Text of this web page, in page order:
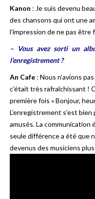
Kanon : Je suis devenu
des chansons qui ont une
l’impression de ne pas être
– Vous avez sorti un
l’enregistrement ?
An Cafe : Nous n’avions
c’était très rafraîchissant !
première fois « Bonjour,
L’enregistrement s’est
amusés. La communication
seule différence a été que
devenus des musiciens